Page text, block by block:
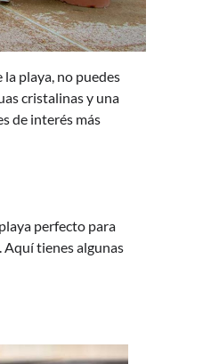
playa, no puedes
cristalinas y una
de interés más
perfecto para
Aquí tienes algunas